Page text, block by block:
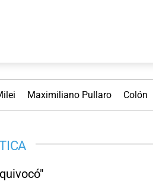
Maximiliano Pullaro Colón